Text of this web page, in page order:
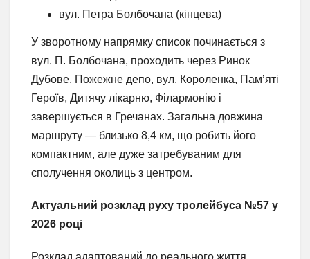
вул. Петра Болбочана (кінцева)
У зворотному напрямку список починається з
вул. П. Болбочана, проходить через Ринок
Дубове, Пожежне депо, вул. Короленка, Пам’яті
Героїв, Дитячу лікарню, Філармонію і
завершується в Гречанах. Загальна довжина
маршруту — близько 8,4 км, що робить його
компактним, але дуже затребуваним для
сполучення околиць з центром.
Актуальний розклад руху тролейбуса №57 у
2026 році